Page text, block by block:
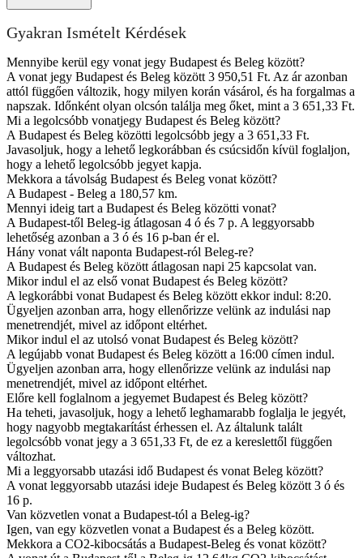
Gyakran Ismételt Kérdések
Mennyibe kerül egy vonat jegy Budapest és Beleg között?
A vonat jegy Budapest és Beleg között 3 950,51 Ft. Az ár azonban
attól függően változik, hogy milyen korán vásárol, és ha forgalmas a
napszak. Időnként olyan olcsón találja meg őket, mint a 3 651,33 Ft.
Mi a legolcsóbb vonatjegy Budapest és Beleg között?
A Budapest és Beleg közötti legolcsóbb jegy a 3 651,33 Ft.
Javasoljuk, hogy a lehető legkorábban és csúcsidőn kívül foglaljon,
hogy a lehető legolcsóbb jegyet kapja.
Mekkora a távolság Budapest és Beleg vonat között?
A Budapest - Beleg a 180,57 km.
Mennyi ideig tart a Budapest és Beleg közötti vonat?
A Budapest-től Beleg-ig átlagosan 4 ó és 7 p. A leggyorsabb
lehetőség azonban a 3 ó és 16 p-ban ér el.
Hány vonat vált naponta Budapest-ról Beleg-re?
A Budapest és Beleg között átlagosan napi 25 kapcsolat van.
Mikor indul el az első vonat Budapest és Beleg között?
A legkorábbi vonat Budapest és Beleg között ekkor indul: 8:20.
Ügyeljen azonban arra, hogy ellenőrizze velünk az indulási nap
menetrendjét, mivel az időpont eltérhet.
Mikor indul el az utolsó vonat Budapest és Beleg között?
A legújabb vonat Budapest és Beleg között a 16:00 címen indul.
Ügyeljen azonban arra, hogy ellenőrizze velünk az indulási nap
menetrendjét, mivel az időpont eltérhet.
Előre kell foglalnom a jegyemet Budapest és Beleg között?
Ha teheti, javasoljuk, hogy a lehető leghamarabb foglalja le jegyét,
hogy nagyobb megtakarítást érhessen el. Az általunk talált
legolcsóbb vonat jegy a 3 651,33 Ft, de ez a kereslettől függően
változhat.
Mi a leggyorsabb utazási idő Budapest és vonat Beleg között?
A vonat leggyorsabb utazási ideje Budapest és Beleg között 3 ó és
16 p.
Van közvetlen vonat a Budapest-tól a Beleg-ig?
Igen, van egy közvetlen vonat a Budapest és a Beleg között.
Mekkora a CO2-kibocsátás a Budapest-Beleg és vonat között?